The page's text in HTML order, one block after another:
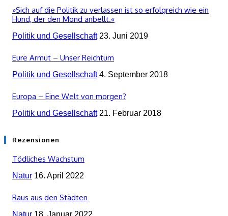
»Sich auf die Politik zu verlassen ist so erfolgreich wie ein
Hund, der den Mond anbellt.«
Politik und Gesellschaft 23. Juni 2019
Eure Armut – Unser Reichtum
Politik und Gesellschaft 4. September 2018
Europa – Eine Welt von morgen?
Politik und Gesellschaft 21. Februar 2018
Rezensionen
Tödliches Wachstum
Natur 16. April 2022
Raus aus den Städten
Natur 18. Januar 2022